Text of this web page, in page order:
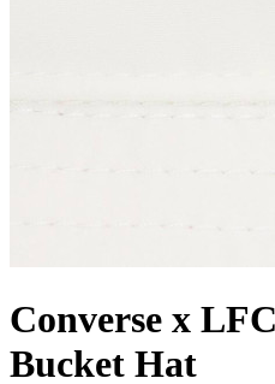
Converse x
Bucket Hat